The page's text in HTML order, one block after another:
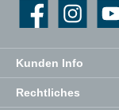
Kunden Info
Rechtliches
Instagram